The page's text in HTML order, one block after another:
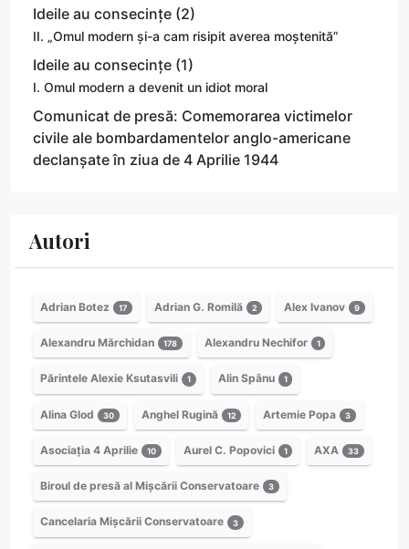
Ideile au consecințe (2)
II. „Omul modern și-a cam risipit averea moștenită”
Ideile au consecințe (1)
I. Omul modern a devenit un idiot moral
Comunicat de presă: Comemorarea victimelor
civile ale bombardamentelor anglo-americane
declanșate în ziua de 4 Aprilie 1944
Autori
Adrian Botez 17 Adrian G. Romilă 2 Alex Ivanov 9
Alexandru Mărchidan 178 Alexandru Nechifor 1
Părintele Alexie Ksutasvili 1 Alin Spânu 1
Alina Glod 30 Anghel Rugină 12 Artemie Popa 3
Asociația 4 Aprilie 10 Aurel C. Popovici 1 AXA 33
Biroul de presă al Mișcării Conservatoare 3
Cancelaria Mișcării Conservatoare 3